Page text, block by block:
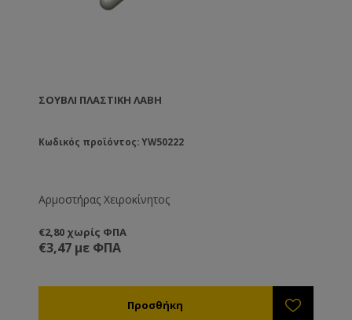
ΣΟΥΒΛΊ ΠΛΑΣΤΙΚΉ ΛΑΒΉ
Κωδικός προϊόντος: YW50222
Αρμοστήρας Χειροκίνητος
€2,80 χωρίς ΦΠΑ
€3,47 με ΦΠΑ